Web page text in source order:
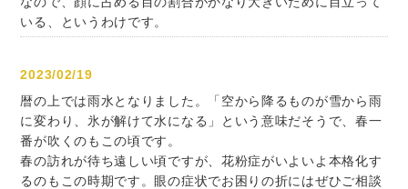
いる、というわけです。
2023/02/19
暦の上では雨水となりました。「空から降るものが雪から雨
に変わり、氷が解けて水になる」という意味だそうで、春一
番が吹くのもこの頃です。
春の訪れが待ち遠しい頃ですが、花粉症がいよいよ本格化す
るのもこの時期です。眼の症状でお困りの折にはぜひご相談